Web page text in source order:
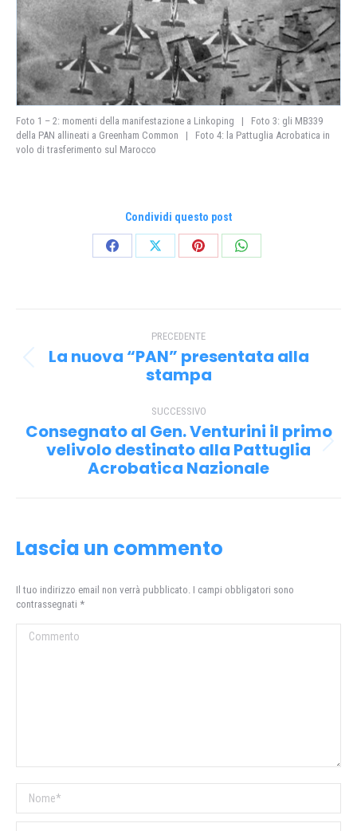
Foto 1 – 2: momenti della manifestazione a Linkoping | Foto 3: gli MB339
della PAN allineati a Greenham Common | Foto 4: la Pattuglia Acrobatica in
volo di trasferimento sul Marocco
Condividi questo post
CondividiCondividiCondividiCondividi
tra PRECEDENTE
Post
precedente:
La nuova “PAN” presentata alla
stampa
SUCCESSIVO
Prossimo
post:
Consegnato al Gen. Venturini il primo
velivolo destinato alla Pattuglia
Acrobatica Nazionale
Lascia un commento
Il tuo indirizzo email non verrà pubblicato. I campi obbligatori sono
contrassegnati *
Commento
Nome *